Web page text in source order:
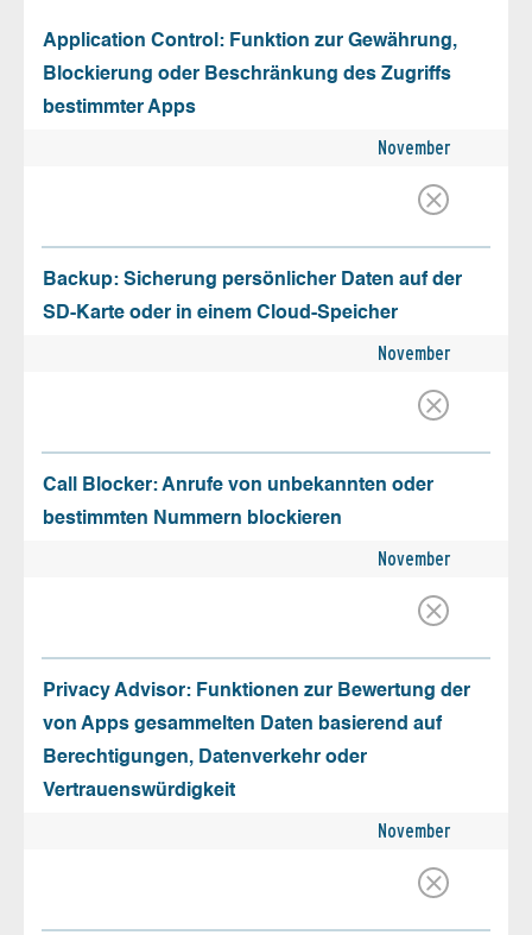
Application Control: Funktion zur Gewährung,
Blockierung oder Beschränkung des Zugriffs
bestimmter Apps
November
Backup: Sicherung persönlicher Daten auf der
SD-Karte oder in einem Cloud-Speicher
November
Call Blocker: Anrufe von unbekannten oder
bestimmten Nummern blockieren
November
Privacy Advisor: Funktionen zur Bewertung der
von Apps gesammelten Daten basierend auf
Berechtigungen, Datenverkehr oder
Vertrauenswürdigkeit
November